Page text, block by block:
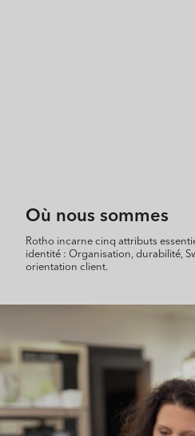
Où nous sommes
Rotho incarne cinq attributs
identité : Organisation, durabilité,
orientation client.